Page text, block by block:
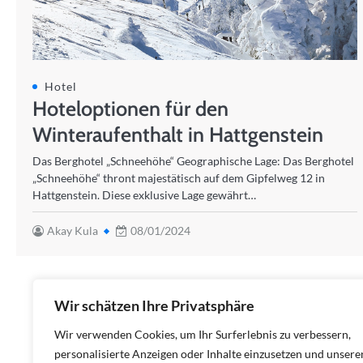
Wir schätzen Ihre Privatsphäre
Wir verwenden Cookies, um Ihr Surferlebnis zu verbessern,
personalisierte Anzeigen oder Inhalte einzusetzen und
Hotel
Hoteloptionen für den
Winteraufenthalt in Hattgenstein
Das Berghotel „Schneehöhe“ Geographische Lage: Das Berghotel
„Schneehöhe“ thront majestätisch auf dem Gipfelweg 12 in
Hattgenstein. Diese exklusive Lage gewährt…
Akay Kula 08/01/2024